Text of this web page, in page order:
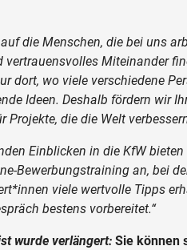
die Menschen, die bei uns
vertrauensvolles Miteinander
dort, wo viele verschiedene
Ideen. Deshalb fördern wir
Projekte, die die Welt
Einblicken in die KfW
Bewerbungstraining an, bei
viele wertvolle Tipps
bestens vorbereitet.“
wurde verlängert: Sie können